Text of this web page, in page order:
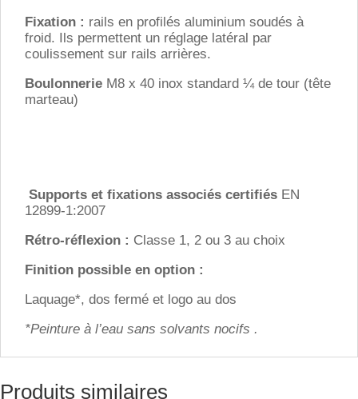
Fixation : rails en profilés aluminium soudés à
froid. Ils permettent un réglage latéral par
coulissement sur rails arrières.
Boulonnerie M8 x 40 inox standard ¼ de tour (tête
marteau)
Supports et fixations associés certifiés EN
12899-1:2007
Rétro-réflexion : Classe 1, 2 ou 3 au choix
Finition possible en option :
Laquage*, dos fermé et logo au dos
*Peinture à l’eau sans solvants nocifs .
Produits similaires